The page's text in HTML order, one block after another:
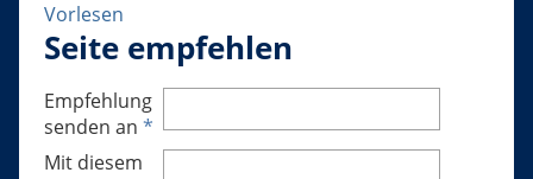
Vorlesen
Seite empfehlen
Empfehlung
senden an *
Mit diesem